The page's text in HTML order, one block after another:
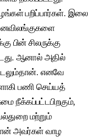
பறிப்பார்கள். இலை
பின் சிலருக்கு
ஆனால் அதில்
எனவே
பணி செய்யத்
நீக்கப்பட்டபிறகும்,
மற்றும்
அவர்கள் வாழ